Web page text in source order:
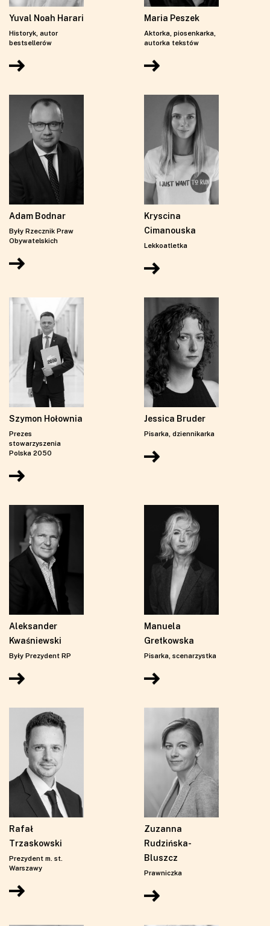
GALERIA ZDJĘĆ
FILMY PROMOCYJNE
Yuval Noah Harari
Historyk, autor
bestsellerów
Maria Peszek
Aktorka, piosenkarka,
autorka tekstów
Adam Bodnar
Były Rzecznik Praw
Obywatelskich
Kryscina
Cimanouska
Lekkoatletka
Szymon Hołownia
Prezes
stowarzyszenia
Polska 2050
Jessica Bruder
Pisarka, dziennikarka
Aleksander
Kwaśniewski
Były Prezydent RP
Manuela
Gretkowska
Pisarka, scenarzystka
Rafał
Trzaskowski
Prezydent m. st.
Warszawy
Zuzanna
Rudzińska-
Bluszcz
Prawniczka